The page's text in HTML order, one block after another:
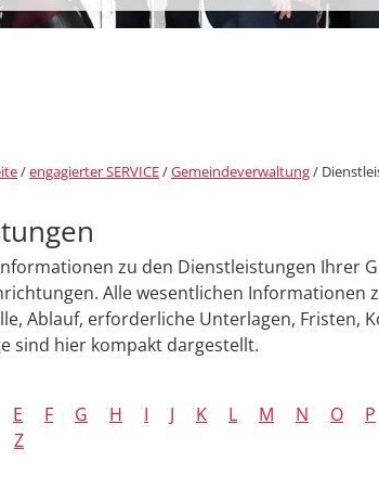
/engagierter SERVICE/Gemeindeverwaltung/
zu den Dienstleistungen Ihrer
Alle wesentlichen Informationen
Ablauf, erforderliche Unterlagen, Fristen,
sind hier kompakt dargestellt.
E F G H I J K L M N O P
Z